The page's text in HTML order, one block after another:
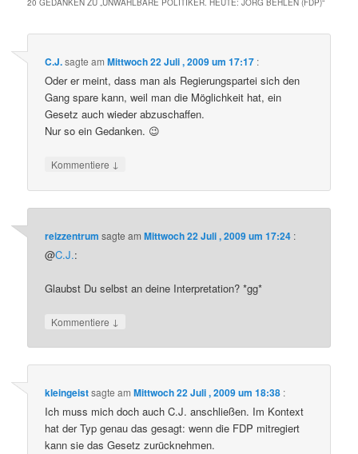
20 GEDANKEN ZU „UNWÄHLBARE POLITIKER. HEUTE: JÖRG BEHLEN (FDP)“
C.J.sagte amMittwoch 22 Juli , 2009 um 17:17 :
Oder er meint, dass man als Regierungspartei sich den
Gang spare kann, weil man die Möglichkeit hat, ein
Gesetz auch wieder abzuschaffen.
Nur so ein Gedanken. 😉
Kommentiere ↓
reizzentrum sagte amMittwoch 22 Juli , 2009 um 17:24 :
@C.J.:
Glaubst Du selbst an deine Interpretation? *gg*
Kommentiere ↓
kleingeistsagte amMittwoch 22 Juli , 2009 um 18:38 :
Ich muss mich doch auch C.J. anschließen. Im Kontext
hat der Typ genau das gesagt: wenn die FDP mitregiert
kann sie das Gesetz zurücknehmen.